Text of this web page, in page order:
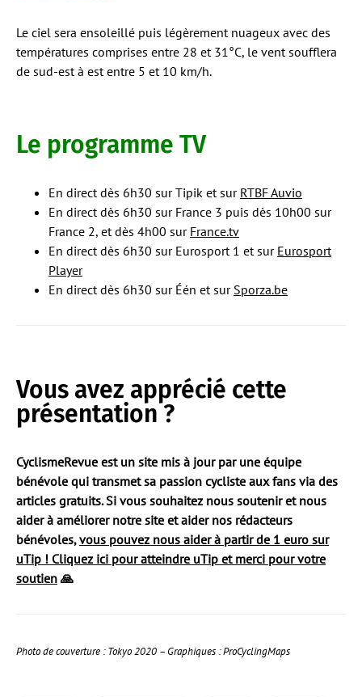
Le ciel sera ensoleillé puis légèrement nuageux avec des
températures comprises entre 28 et 31°C, le vent soufflera
de sud-est à est entre 5 et 10 km/h.
Le programme TV
En direct dès 6h30 sur Tipik et sur RTBF Auvio
En direct dès 6h30 sur France 3 puis dès 10h00 sur
France 2, et dès 4h00 sur France.tv
En direct dès 6h30 sur Eurosport 1 et sur Eurosport
Player
En direct dès 6h30 sur Één et sur Sporza.be
Vous avez apprécié cette
présentation ?
CyclismeRevue est un site mis à jour par une équipe
bénévole qui transmet sa passion cycliste aux fans via des
articles gratuits. Si vous souhaitez nous soutenir et nous
aider à améliorer notre site et aider nos rédacteurs
bénévoles,vous pouvez nous aider à partir de 1 euro sur
uTip ! Cliquez ici pour atteindre uTip et merci pour votre
soutien 🙏
Photo de couverture : Tokyo 2020 – Graphiques : ProCyclingMaps